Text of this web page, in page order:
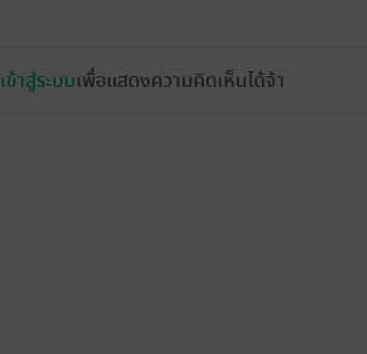
เข้าสู่ระบบเพื่อแสดงความคิดเห็นได้จ้า